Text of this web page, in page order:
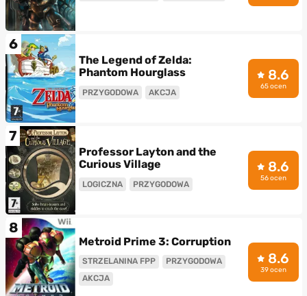
6
The Legend of Zelda:
Phantom Hourglass
PRZYGODOWA AKCJA
8.6
65 ocen
7
Professor Layton and the
Curious Village
LOGICZNA PRZYGODOWA
8.6
56 ocen
8
Metroid Prime 3: Corruption
STRZELANINA FPP
PRZYGODOWA
AKCJA
8.6
39 ocen